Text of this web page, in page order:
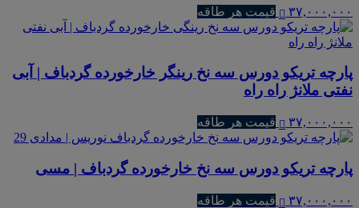
۳۷,۰۰۰,۰۰۰ قیمت هر طاقه
پارچه تریکو دورس سه نخ رینگر خارخورده گردباف | آبی
نفتی ملانژ راه راه
۳۷,۰۰۰,۰۰۰ قیمت هر طاقه
پارچه تریکو دورس سه نخ خارخورده گردباف | مسی
۳۷,۰۰۰,۰۰۰ قیمت هر طاقه